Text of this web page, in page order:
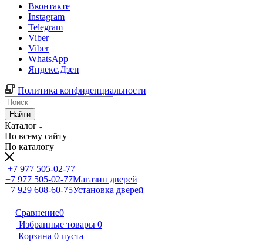
Вконтакте
Instagram
Telegram
Viber
Viber
WhatsApp
Яндекс.Дзен
Политика конфиденциальности
Найти
Каталог
По всему сайту
По каталогу
+7 977 505-02-77
+7 977 505-02-77Магазин дверей
+7 929 608-60-75Установка дверей
Сравнение0
Избранные товары 0
Корзина 0 пуста